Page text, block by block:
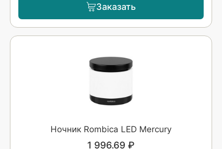
Заказать
Ночник Rombica LED Mercury
1 996.69 ₽